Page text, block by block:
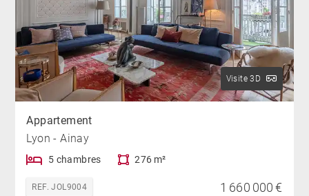
Visite 3D
Appartement
Lyon - Ainay
5 chambres 276 m²
REF. JOL9004 1 660 000 €